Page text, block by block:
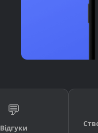
💬
Відгуки